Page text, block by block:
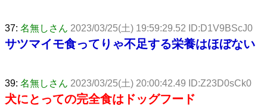
37: 名無しさん 2023/03/25(土) 19:59:29.52 ID:D1V9BScJ0
サツマイモ食ってりゃ不足する栄養はほぼない
39: 名無しさん 2023/03/25(土) 20:00:42.49 ID:Z23D0sCk0
犬にとっての完全食はドッグフード